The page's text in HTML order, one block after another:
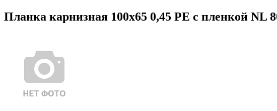
Планка карнизная 100х65 0,45 PE с пленкой NL